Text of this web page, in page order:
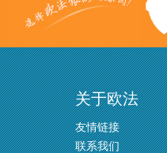
关于欧法
友情链接
联系我们